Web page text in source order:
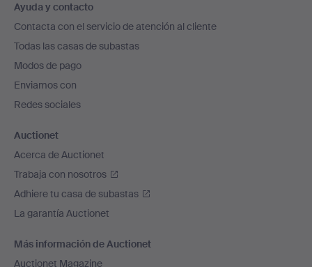
en
el
pie
de
página
Ayuda y contacto
Contacta con el servicio de atención al cliente
Todas las casas de subastas
Modos de pago
Enviamos con
Redes sociales
Auctionet
Acerca de Auctionet
Trabaja con nosotros
Adhiere tu casa de subastas
La garantía Auctionet
Más información de Auctionet
Auctionet Magazine